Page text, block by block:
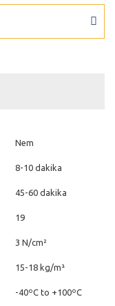
Nem
8-10 dakika
45-60 dakika
19
3 N/cm²
15-18 kg/m³
-40ºC to +100ºC